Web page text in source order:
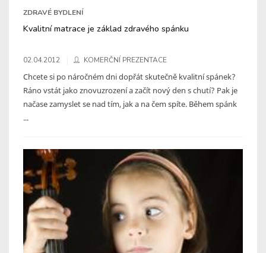
ZDRAVÉ BYDLENÍ
Kvalitní matrace je základ zdravého spánku
02.04.2012 KOMERČNÍ PREZENTACE
Chcete si po náročném dni dopřát skutečně kvalitní spánek?
Ráno vstát jako znovuzrození a začít nový den s chutí? Pak je
načase zamyslet se nad tím, jak a na čem spíte. Během spánk
...